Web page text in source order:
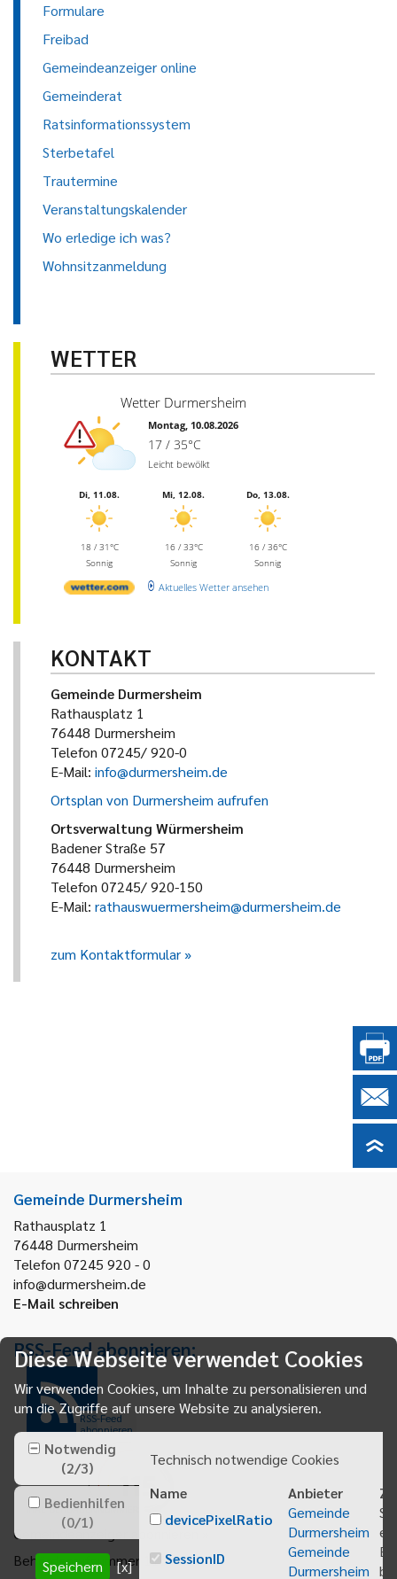
Formulare
Freibad
Gemeindeanzeiger online
Gemeinderat
Ratsinformationssystem
Sterbetafel
Trautermine
Veranstaltungskalender
Wo erledige ich was?
Wohnsitzanmeldung
WETTER
Wetter Durmersheim
Montag, 10.08.2026
17 / 35°C
Leicht bewölkt
Di, 11.08.
18 / 31°C
Sonnig
Mi, 12.08.
16 / 33°C
Sonnig
Do, 13.08.
16 / 36°C
Sonnig
Aktuelles Wetter ansehen
KONTAKT
Gemeinde Durmersheim
Rathausplatz 1
76448 Durmersheim
Telefon 07245/ 920-0
E-Mail: info@durmersheim.de
Ortsplan von Durmersheim aufrufen
Ortsverwaltung Würmersheim
Badener Straße 57
76448 Durmersheim
Telefon 07245/ 920-150
E-Mail: rathauswuermersheim@durmersheim.de
zum Kontaktformular
Gemeinde Durmersheim
Rathausplatz 1
76448 Durmersheim
Telefon 07245 920 - 0
info@durmersheim.de
E-Mail schreiben
RSS-Feed abonnieren:
RSS-Feed
abonnieren
Gemeindeanzeiger abonnieren
Behördenrufnummer 115
Diese Webseite verwendet Cookies
Wir verwenden Cookies, um Inhalte zu personalisieren und
um die Zugriffe auf unsere Website zu analysieren.
Notwendig
(2/3)
Bedienhilfen
(0/1)
Speichern [x]
Technisch notwendige Cookies
Name
Anbieter
devicePixelRatio
Gemeinde
Durmersheim
SessionID
Gemeinde
Durmersheim